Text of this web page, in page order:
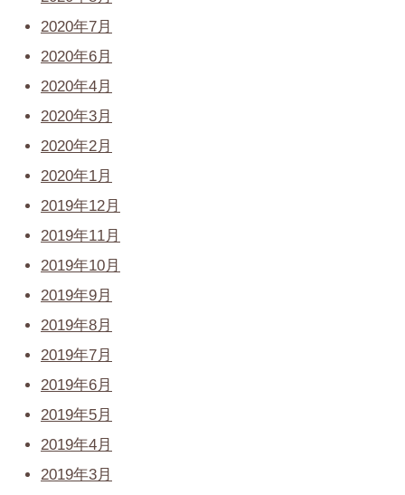
2020年7月
2020年6月
2020年4月
2020年3月
2020年2月
2020年1月
2019年12月
2019年11月
2019年10月
2019年9月
2019年8月
2019年7月
2019年6月
2019年5月
2019年4月
2019年3月